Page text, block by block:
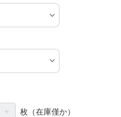
＋ 枚 （在庫僅か）